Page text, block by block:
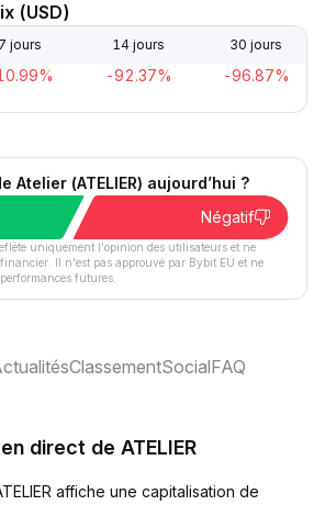
(USD)
7 jours 14 jours 30 jours
-92.37% -96.87%
Atelier (ATELIER) aujourd’hui ?
Négatif
uniquement l'opinion des utilisateurs et ne
Il n'est pas approuvé par Bybit EU et ne
futures.
ClassementSocialFAQ
direct de ATELIER
affiche une capitalisation de